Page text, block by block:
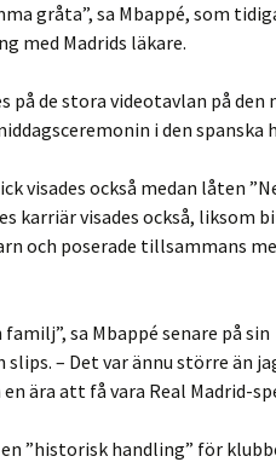
gråta”, sa Mbappé, som
med Madrids läkare.
på de stora videotavlan på den
i den spanska
visades också medan låten
karriär visades också, liksom
och poserade tillsammans
sa Mbappé senare på sin
– Det var ännu större än
ära att få vara Real Madrid-
”historisk handling” för